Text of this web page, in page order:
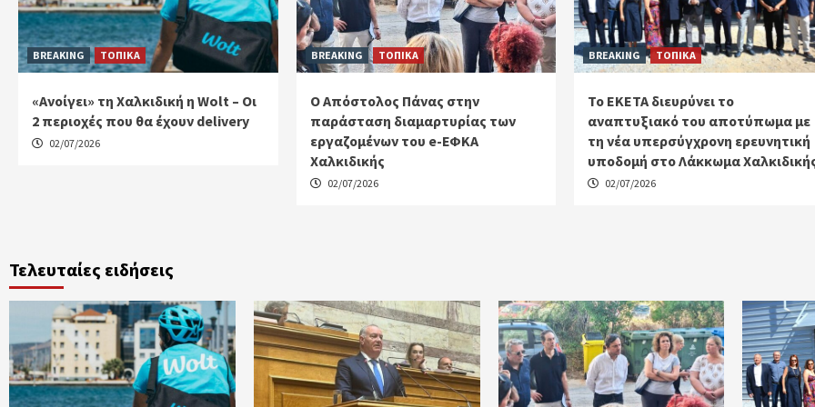
BREAKING ΤΟΠΙΚΑ
«Ανοίγει» τη Χαλκιδική η Wolt – Οι
2 περιοχές που θα έχουν delivery
02/07/2026
BREAKING ΤΟΠΙΚΑ
Ο Απόστολος Πάνας στην
παράσταση διαμαρτυρίας των
εργαζομένων του e-ΕΦΚΑ
Χαλκιδικής
02/07/2026
BREAKING ΤΟΠΙΚΑ
Το ΕΚΕΤΑ διευρύνει το
αναπτυξιακό του αποτύπωμα με
τη νέα υπερσύγχρονη ερευνητική
υποδομή στο Λάκκωμα
02/07/2026
Τελευταίες ειδήσεις